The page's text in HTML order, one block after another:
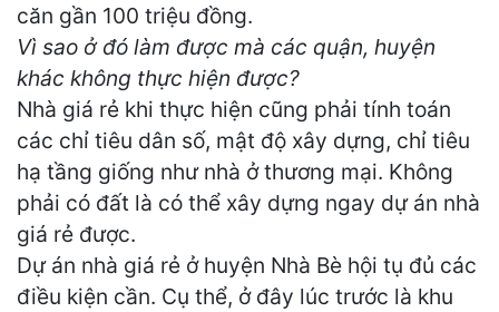
căn gần 100 triệu đồng.
Vì sao ở đó làm được mà các quận, huyện
khác không thực hiện được?
Nhà giá rẻ khi thực hiện cũng phải tính toán
các chỉ tiêu dân số, mật độ xây dựng, chỉ tiêu
hạ tầng giống như nhà ở thương mại. Không
phải có đất là có thể xây dựng ngay dự án nhà
giá rẻ được.
Dự án nhà giá rẻ ở huyện Nhà Bè hội tụ đủ các
điều kiện cần. Cụ thể, ở đây lúc trước là khu